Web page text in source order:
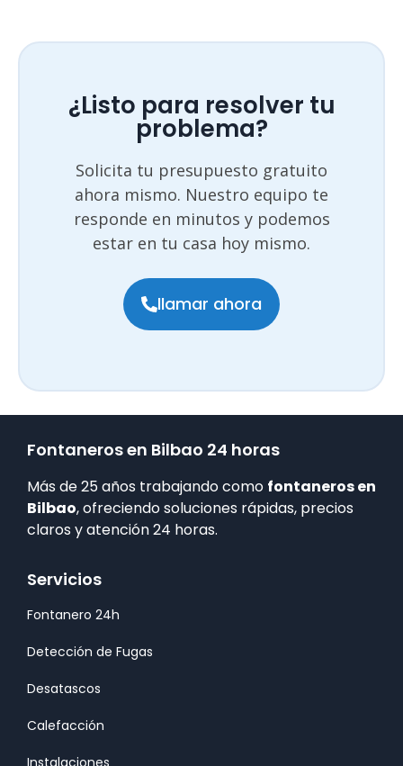
¿Listo para resolver tu
problema?
Solicita tu presupuesto gratuito
ahora mismo. Nuestro equipo te
responde en minutos y podemos
estar en tu casa hoy mismo.
llamar ahora
Fontaneros en Bilbao 24 horas
Más de 25 años trabajando como fontaneros en
Bilbao, ofreciendo soluciones rápidas, precios
claros y atención 24 horas.
Servicios
Fontanero 24h
Detección de Fugas
Desatascos
Calefacción
Instalaciones